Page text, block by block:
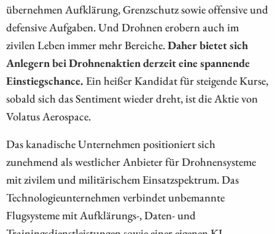
übernehmen Aufklärung, Grenzschutz sowie offensive und
defensive Aufgaben. Und Drohnen erobern auch im
zivilen Leben immer mehr Bereiche.Daher bietet sich
Anlegern bei Drohnenaktien derzeit eine spannende
Einstiegschance. Ein heißer Kandidat für steigende Kurse,
sobald sich das Sentiment wieder dreht, ist die Aktie von
Volatus Aerospace.
Das kanadische Unternehmen positioniert sich
zunehmend als westlicher Anbieter für Drohnensysteme
mit zivilem und militärischem Einsatzspektrum. Das
Technologieunternehmen verbindet unbemannte
Flugsysteme mit Aufklärungs-, Daten- und